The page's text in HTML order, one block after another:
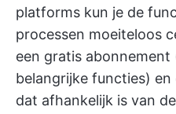
platforms kun je de
processen moeiteloos
een gratis abonnement
belangrijke functies)
dat afhankelijk is van